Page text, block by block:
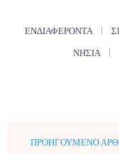
ΕΝΔΙΑΦΈΡΟΝΤΑ
ΝΗΣΙΆ
ΠΡΟΗΓΟΎΜΕΝΟ